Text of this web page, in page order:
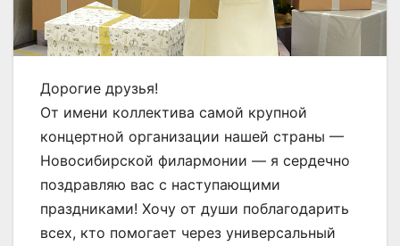
Дорогие друзья!
От имени коллектива самой крупной
концертной организации нашей страны —
Новосибирской филармонии — я сердечно
поздравляю вас с наступающими
праздниками! Хочу от души поблагодарить
всех, кто помогает через универсальный